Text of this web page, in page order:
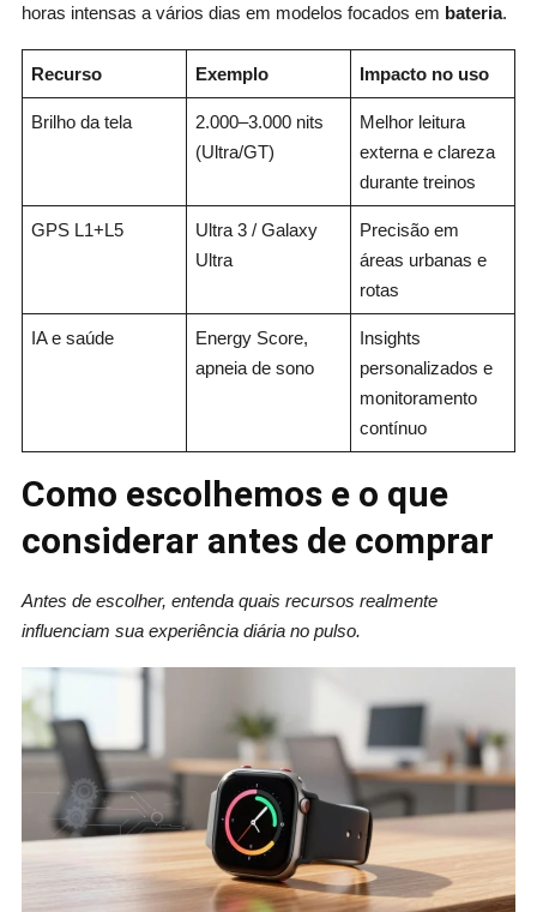
horas intensas a vários dias em modelos focados em bateria.
Recurso Exemplo Impacto no uso
Brilho da tela
2.000–3.000 nits
(Ultra/GT)
Melhor leitura
externa e clareza
durante treinos
GPS L1+L5
Ultra 3 / Galaxy
Ultra
Precisão em
áreas urbanas e
rotas
IA e saúde
Energy Score,
apneia de sono
Insights
personalizados e
monitoramento
contínuo
Como escolhemos e o que
considerar antes de comprar
Antes de escolher, entenda quais recursos realmente
influenciam sua experiência diária no pulso.